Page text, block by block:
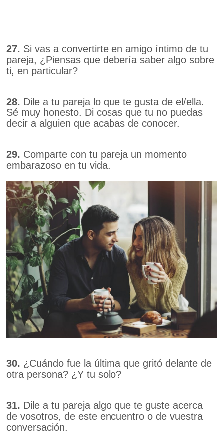
27. Si vas a convertirte en amigo íntimo de tu
pareja, ¿Piensas que debería saber algo sobre
ti, en particular?
28. Dile a tu pareja lo que te gusta de el/ella.
Sé muy honesto. Di cosas que tu no puedas
decir a alguien que acabas de conocer.
29. Comparte con tu pareja un momento
embarazoso en tu vida.
30. ¿Cuándo fue la última que gritó delante de
otra persona? ¿Y tu solo?
31. Dile a tu pareja algo que te guste acerca
de vosotros, de este encuentro o de vuestra
conversación.